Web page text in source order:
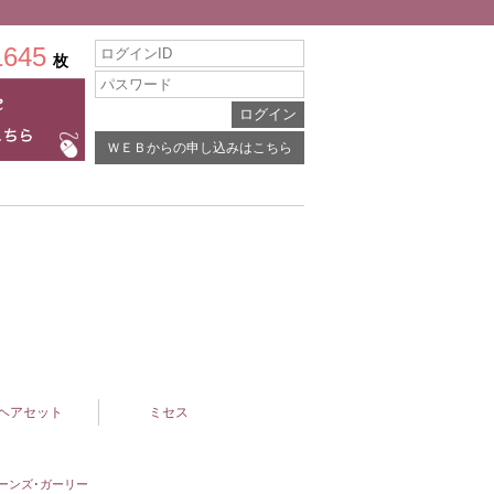
枚
ＷＥＢからの申し込みはこちら
アセット ミセス
ンズ･ガーリー